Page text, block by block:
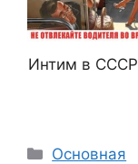
Интим в СССР
Рубрики
Основная